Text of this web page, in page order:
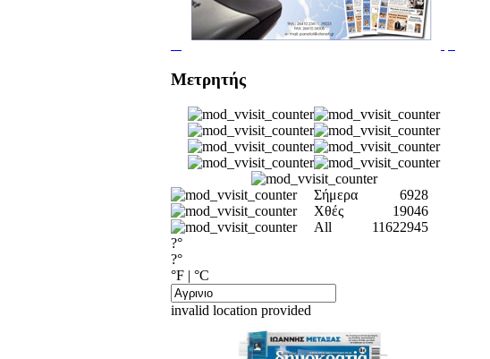
Μετρητής
Σήμερα
6928
Χθές
19046
All
11622945
?°
?°
°F | °C
invalid location provided